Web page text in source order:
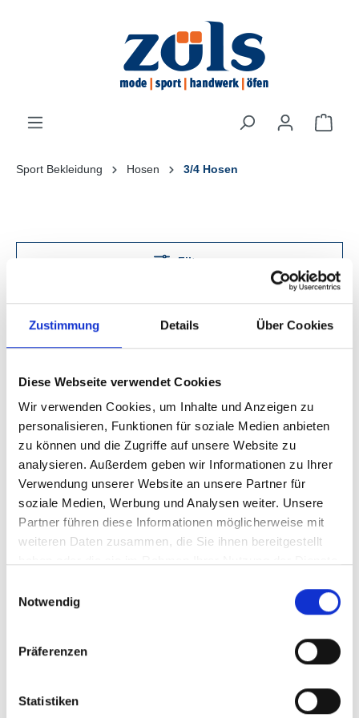
Zustimmung Details Über Cookies
Diese Webseite verwendet Cookies
Wir verwenden Cookies, um Inhalte und Anzeigen zu
personalisieren, Funktionen für soziale Medien anbieten
zu können und die Zugriffe auf unsere Website zu
analysieren. Außerdem geben wir Informationen zu Ihrer
Verwendung unserer Website an unsere Partner für
soziale Medien, Werbung und Analysen weiter. Unsere
Partner führen diese Informationen möglicherweise mit
weiteren Daten zusammen, die Sie ihnen bereitgestellt
Notwendig
Präferenzen
Statistiken
Sport Bekleidung Hosen 3/4 Hosen
Filter
JOY ROXANNE 3/4 Hose
ROXANNE – aktiv bei jedem Wetter!Schlechtes
Wetter sollte uns nicht länger stoppen können, auch
werden. Die 3/4-Sporthose für Damen ROXANNE ist
für unbeständiges und kühles Übergangswetter
und Nebel zuverlässig warm. Der Hohe Bund sorgt